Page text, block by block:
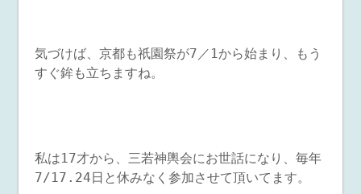
気づけば、京都も祇園祭が7／1から始まり、もう
すぐ鉾も立ちますね。
私は17才から、三若神輿会にお世話になり、毎年
7/17.24日と休みなく参加させて頂いてます。